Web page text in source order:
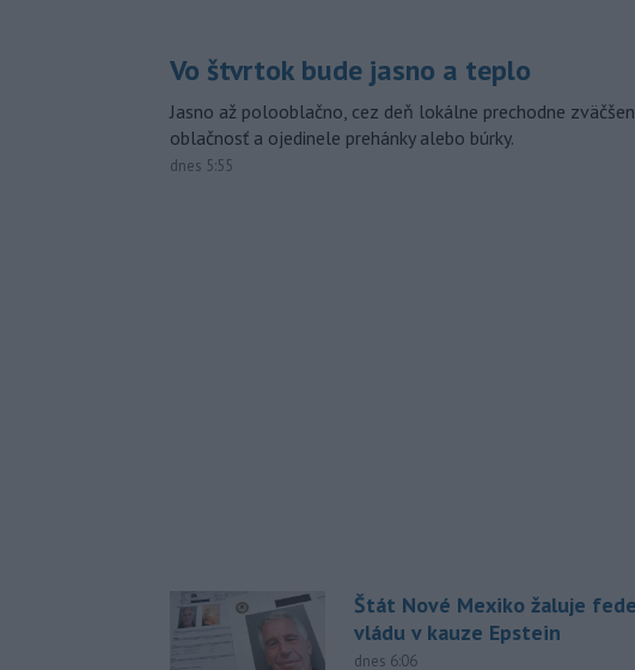
Vo štvrtok bude jasno a teplo
Jasno až polooblačno, cez deň lokálne prechodne
oblačnosť a ojedinele prehánky alebo búrky.
dnes 5:55
Štát Nové Mexiko žaluje
vládu v kauze Epstein
dnes 6:06